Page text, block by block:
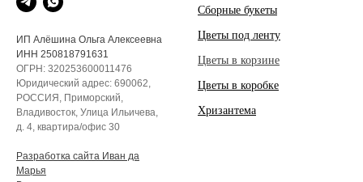
ИП Алёшина Ольга Алексеевна
ИНН 250818791631
ОГРН: 320253600011476
Юридический адрес: 690062,
РОССИЯ, Приморский,
Владивосток, Улица Ильичева,
д. 4, квартира/офис 30
Разработка сайта Иван да
Марья
Сборные букеты
Цветы под ленту
Цветы в корзине
Цветы в коробке
Хризантема